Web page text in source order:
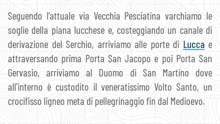
Seguendo l’attuale via Vecchia Pesciatina varchiamo le
soglie della piana lucchese e, costeggiando un canale di
derivazione del Serchio, arriviamo alle porte di Luccae
attraversando prima Porta San Jacopo e poi Porta San
Gervasio, arriviamo al Duomo di San Martino dove
all’interno è custodito il veneratissimo Volto Santo, un
crocifisso ligneo meta di pellegrinaggio fin dal Medioevo.